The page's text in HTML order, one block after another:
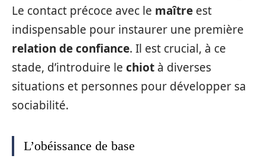
Le contact précoce avec le maître est
indispensable pour instaurer une première
relation de confiance. Il est crucial, à ce
stade, d’introduire le chiot à diverses
situations et personnes pour développer sa
sociabilité.
L’obéissance de base